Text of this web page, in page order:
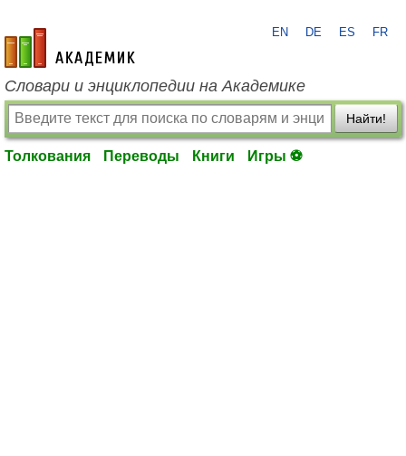
academic.ru
EN DE ES FR
Словари и энциклопедии на Академике
Найти!
Толкования Переводы Книги Игры ⚽